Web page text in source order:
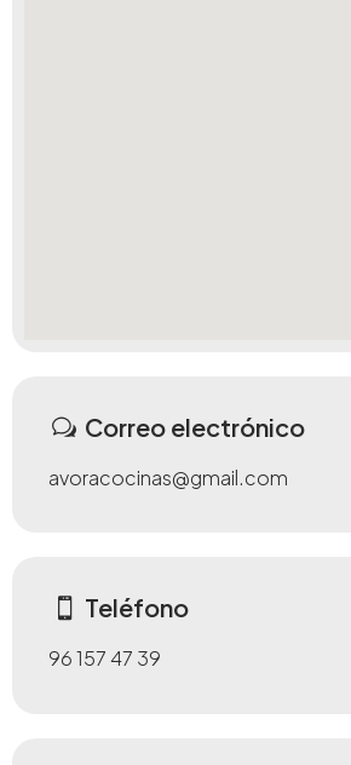
Correo electrónico
avoracocinas@gmail.com
Teléfono
96 157 47 39